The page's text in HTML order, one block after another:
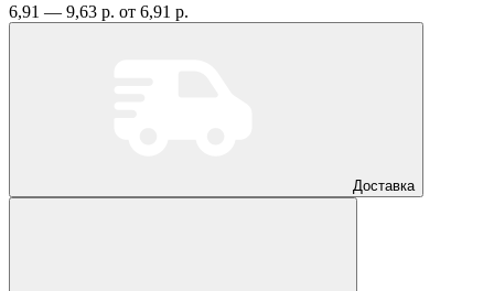
6,91 — 9,63 р. от 6,91 р.
Доставка